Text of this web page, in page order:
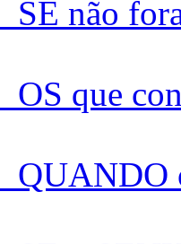
SE não
OS que
QUANDO